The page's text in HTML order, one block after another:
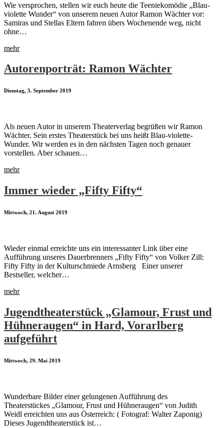
Wie versprochen, stellen wir euch heute die Teeniekomödie „Blau-
violette Wunder“ von unserem neuen Autor Ramon Wächter vor:
Samiras und Stellas Eltern fahren übers Wochenende weg, nicht
ohne…
mehr
Autorenporträt: Ramon Wächter
Dienstag, 3. September 2019
Als neuen Autor in unserem Theaterverlag begrüßen wir Ramon
Wächter. Sein erstes Theaterstück bei uns heißt Blau-violette-
Wunder. Wir werden es in den nächsten Tagen noch genauer
vorstellen. Aber schauen…
mehr
Immer wieder „Fifty Fifty“
Mittwoch, 21. August 2019
Wieder einmal erreichte uns ein interessanter Link über eine
Aufführung unseres Dauerbrenners „Fifty Fifty“ von Volker Zill:
Fifty Fifty in der Kulturschmiede Arnsberg Einer unserer
Bestseller, welcher…
mehr
Jugendtheaterstück „Glamour, Frust und
Hühneraugen“ in Hard, Vorarlberg
aufgeführt
Mittwoch, 29. Mai 2019
Wunderbare Bilder einer gelungenen Aufführung des
Theaterstückes „Glamour, Frust und Hühneraugen“ von Judith
Weidl erreichten uns aus Österreich: ( Fotograf: Walter Zaponig)
Dieses Jugendtheaterstück ist…